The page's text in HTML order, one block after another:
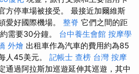
方停車場被接受。 最接近加爾維斯
愛好國際機場。 整脊 它們之間的距
需要30分鐘。 台中養生會館 按摩學
外燴 出租車作為汽車的費用約為85
人45美元。 記帳士 查榜 台灣 按摩
通過阿拉斯加巡遊延伸其巡遊，其中